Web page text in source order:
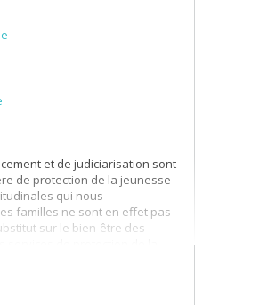
et de judiciarisation sont
de protection de la jeunesse
qui nous
familles ne sont en effet pas
sur le bien-être des